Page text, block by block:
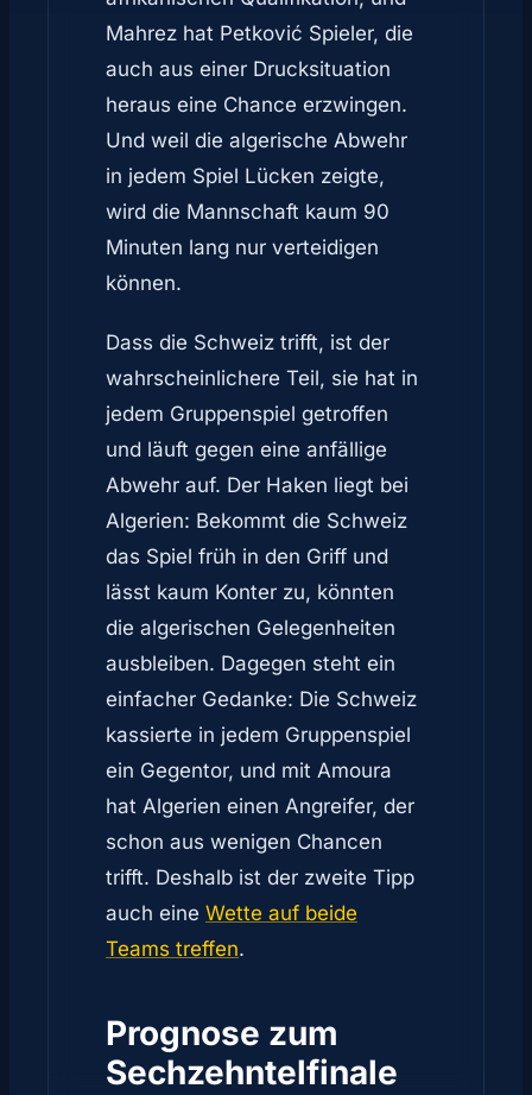
Mahrez hat Petković Spieler, die
auch aus einer Drucksituation
heraus eine Chance erzwingen.
Und weil die algerische Abwehr
in jedem Spiel Lücken zeigte,
wird die Mannschaft kaum 90
Minuten lang nur verteidigen
können.
Dass die Schweiz trifft, ist der
wahrscheinlichere Teil, sie hat in
jedem Gruppenspiel getroffen
und läuft gegen eine anfällige
Abwehr auf. Der Haken liegt bei
Algerien: Bekommt die Schweiz
das Spiel früh in den Griff und
lässt kaum Konter zu, könnten
die algerischen Gelegenheiten
ausbleiben. Dagegen steht ein
einfacher Gedanke: Die Schweiz
kassierte in jedem Gruppenspiel
ein Gegentor, und mit Amoura
hat Algerien einen Angreifer, der
schon aus wenigen Chancen
trifft. Deshalb ist der zweite Tipp
auch eine Wette auf beide
Teams treffen.
Prognose zum
Sechzehntelfinale